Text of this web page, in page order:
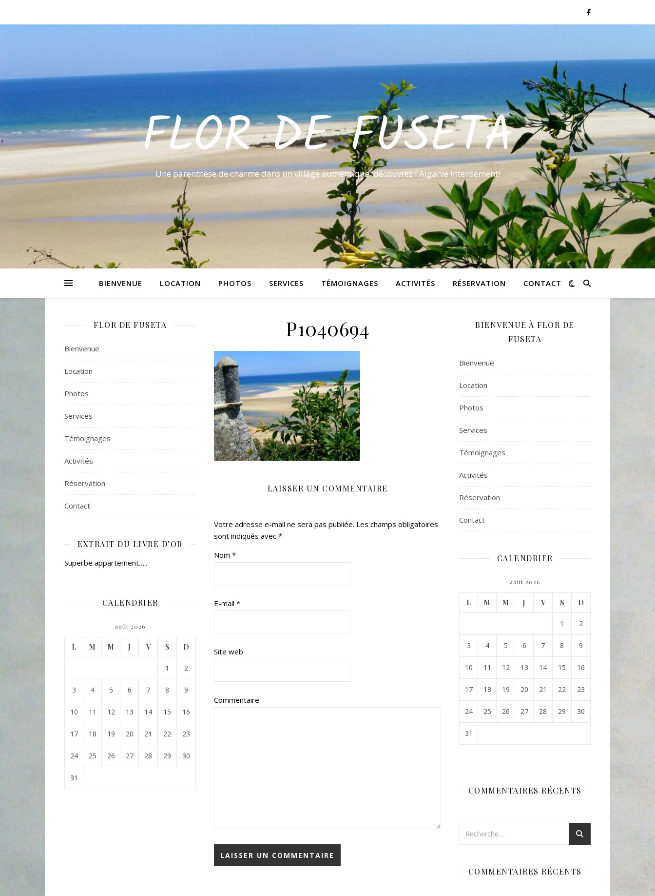
FLOR DE FUSETA
Une parenthèse de charme dans un village authentique, découvrez l'Algarve intensément!
BIENVENUE LOCATION PHOTOS SERVICES TÉMOIGNAGES ACTIVITÉS RÉSERVATION CONTACT
FLOR DE FUSETA
Bienvenue
Location
Photos
Services
Témoignages
Activités
Réservation
Contact
EXTRAIT DU LIVRE D’OR
Superbe appartement…..
CALENDRIER
août 2026
L M M J V S D
1 2
3 4 5 6 7 8 9
10 11 12 13 14 15 16
17 18 19 20 21 22 23
24 25 26 27 28 29 30
31
P1040694
LAISSER UN COMMENTAIRE
Votre adresse e-mail ne sera pas publiée. Les champs obligatoires
sont indiqués avec *
Nom *
E-mail *
Site web
Commentaire
BIENVENUE À FLOR DE
FUSETA
Bienvenue
Location
Photos
Services
Témoignages
Activités
Réservation
Contact
CALENDRIER
août 2026
L M M J V S D
1 2
3 4 5 6 7 8 9
10 11 12 13 14 15 16
17 18 19 20 21 22 23
24 25 26 27 28 29 30
31
COMMENTAIRES RÉCENTS
COMMENTAIRES RÉCENTS